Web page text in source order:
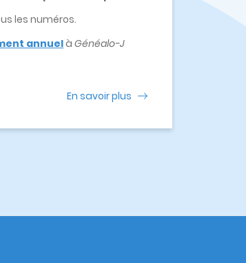
les numéros.
annuelàGénéalo-J
En savoir plus